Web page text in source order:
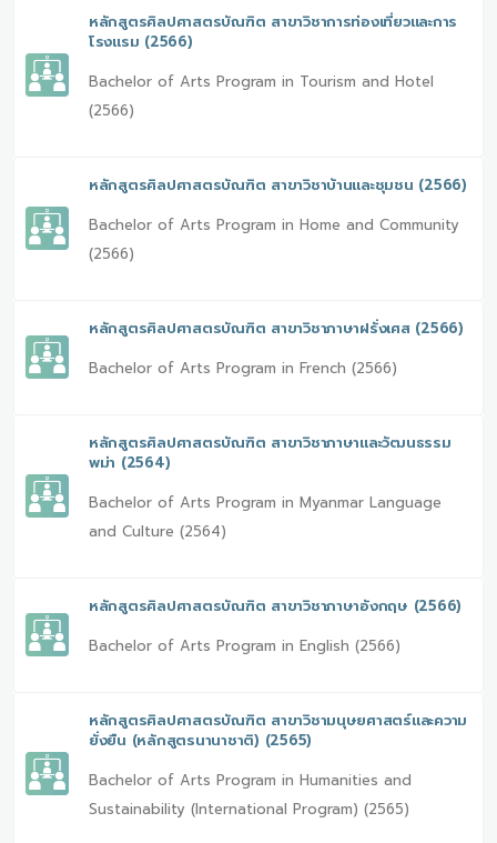
หลักสูตรศิลปศาสตรบัณฑิต สาขาวิชาการท่องเที่ยวและการ
โรงแรม (2566)
Bachelor of Arts Program in Tourism and Hotel
(2566)
หลักสูตรศิลปศาสตรบัณฑิต สาขาวิชาบ้านและชุมชน (2566)
Bachelor of Arts Program in Home and Community
(2566)
หลักสูตรศิลปศาสตรบัณฑิต สาขาวิชาภาษาฝรั่งเศส (2566)
Bachelor of Arts Program in French (2566)
หลักสูตรศิลปศาสตรบัณฑิต สาขาวิชาภาษาและวัฒนธรรม
พม่า (2564)
Bachelor of Arts Program in Myanmar Language
and Culture (2564)
หลักสูตรศิลปศาสตรบัณฑิต สาขาวิชาภาษาอังกฤษ (2566)
Bachelor of Arts Program in English (2566)
หลักสูตรศิลปศาสตรบัณฑิต สาขาวิชามนุษยศาสตร์และความ
ยั่งยืน (หลักสูตรนานาชาติ) (2565)
Bachelor of Arts Program in Humanities and
Sustainability (International Program) (2565)